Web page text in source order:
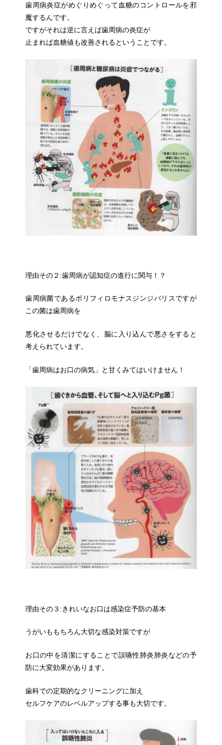
歯周病炎症がめぐりめぐって血糖のコントロールを邪
魔するんです。
ですがそれは逆に言えば歯周病の炎症が
止まれば血糖値も改善されるということです。
理由その２:歯周病が認知症の進行に関与！？
歯周病菌であるポリフィロモナスジンジバリスですが
この菌は歯周病を
悪化させるだけでなく、脳に入り込んで悪さをすると
考えられています。
「歯周病はお口の病気」と甘くみてはいけません！
理由その３:きれいなお口は感染症予防の基本
うがいももちろん大切な感染対策ですが
お口の中を清潔にすることで誤嚥性肺炎肺炎などの予
防に大変効果があります。
歯科での定期的なクリーニングに加え
セルフケアのレベルアップする事も大切です。